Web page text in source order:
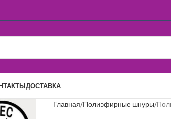
ДОСТАВКА
Главная Полиэфирные шнуры